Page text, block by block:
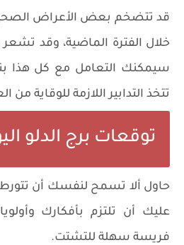
قد تتضخم بعض الأعراض
خلال الفترة الماضية، وقد
سيمكنك التعامل مع كل هذا
تتخذ التدابير اللازمة للوقاية من
توقعات برج الدلو
حاول ألا تسمح لنفسك أن تتورط
عليك أن تلتزم بأفكارك
فريسة سهلة للتشتت.